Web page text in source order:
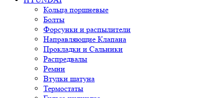
Кольца поршневые
Болты
Форсунки и распылители
Направляющие Клапана
Прокладки и Сальники
Распредвалы
Ремни
Втулки шатуна
Термостаты